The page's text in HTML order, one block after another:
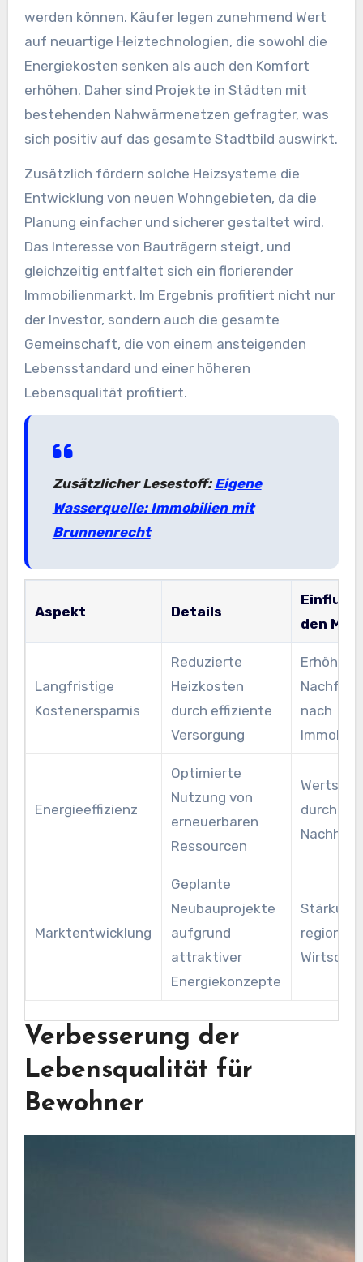
werden können. Käufer legen zunehmend Wert
auf neuartige Heiztechnologien, die sowohl die
Energiekosten senken als auch den Komfort
erhöhen. Daher sind Projekte in Städten mit
bestehenden Nahwärmenetzen gefragter, was
sich positiv auf das gesamte Stadtbild auswirkt.
Zusätzlich fördern solche Heizsysteme die
Entwicklung von neuen Wohngebieten, da die
Planung einfacher und sicherer gestaltet wird.
Das Interesse von Bauträgern steigt, und
gleichzeitig entfaltet sich ein florierender
Immobilienmarkt. Im Ergebnis profitiert nicht nur
der Investor, sondern auch die gesamte
Gemeinschaft, die von einem ansteigenden
Lebensstandard und einer höheren
Lebensqualität profitiert.
Zusätzlicher Lesestoff: Eigene
Wasserquelle: Immobilien mit
Brunnenrecht
Aspekt Details
Einfluss
den
Langfristige
Kostenersparnis
Reduzierte
Heizkosten
durch effiziente
Versorgung
Erhöhte
nach
Energieeffizienz
Optimierte
Nutzung von
erneuerbaren
Ressourcen
durch
Marktentwicklung
Geplante
Neubauprojekte
aufgrund
attraktiver
Energiekonzepte
Stärkung
Verbesserung der
Lebensqualität für
Bewohner